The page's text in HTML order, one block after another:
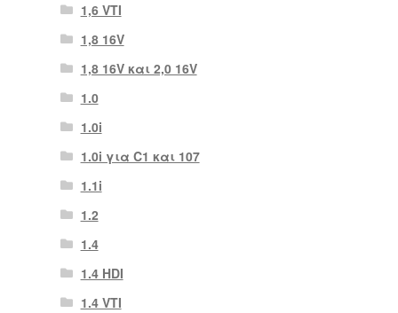
1,6 VTI
1,8 16V
1,8 16V και 2,0 16V
1.0
1.0i
1.0i για C1 και 107
1.1i
1.2
1.4
1.4 HDI
1.4 VTI